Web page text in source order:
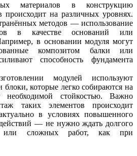
материалов в конструкцию
происходит на различных уровнях.
методов — использование
в качестве оснований или
в основании модуля могут
композитом балки или
способность фундамента
модулей используют
которые легко собираются на
стойкостью. Важно
таких элементов происходит
в условиях повышенного
— не нужно ждать долгого
или сложных работ, как при